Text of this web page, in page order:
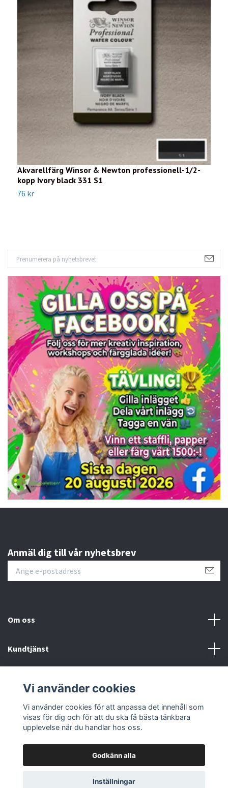
Akvarellfärg Winsor & Newton professionell-1/2-
kopp Ivory black 331 S1
76 kr
Anmäl dig till vår nyhetsbrev
Om oss
Kundtjänst
Sociala medier
© 2026 Färgpaletten
Vi använder cookies
Vi använder cookies för att anpassa det innehåll som
visas för dig och för att du ska få bästa tänkbara
upplevelse när du handlar hos oss.
Godkänn alla
Inställningar